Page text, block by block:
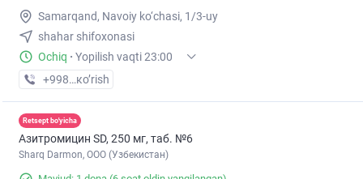
Samarqand, Navoiy ko‘chasi, 1/3-uy
shahar shifoxonasi
Ochiq · Yopilish vaqti 23:00
+998 (95) XXX-XX-XX
кo’rish
Retsept bo'yicha
Азитромицин SD, 250 мг, таб. №6
Sharq Darmon, OOO (Узбекистан)